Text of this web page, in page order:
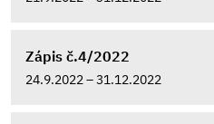
Zápis č.4/2022
24.9.2022 – 31.12.2022